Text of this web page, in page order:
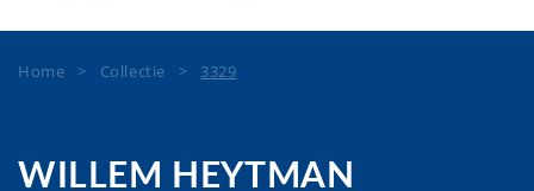
Home > Collectie > 3329
WILLEM HEYTMAN